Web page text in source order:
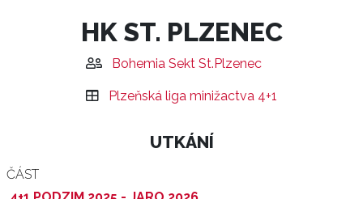
HK ST. PLZENEC
Bohemia Sekt St.Plzenec
Plzeňská liga minižactva 4+1
UTKÁNÍ
ČÁST